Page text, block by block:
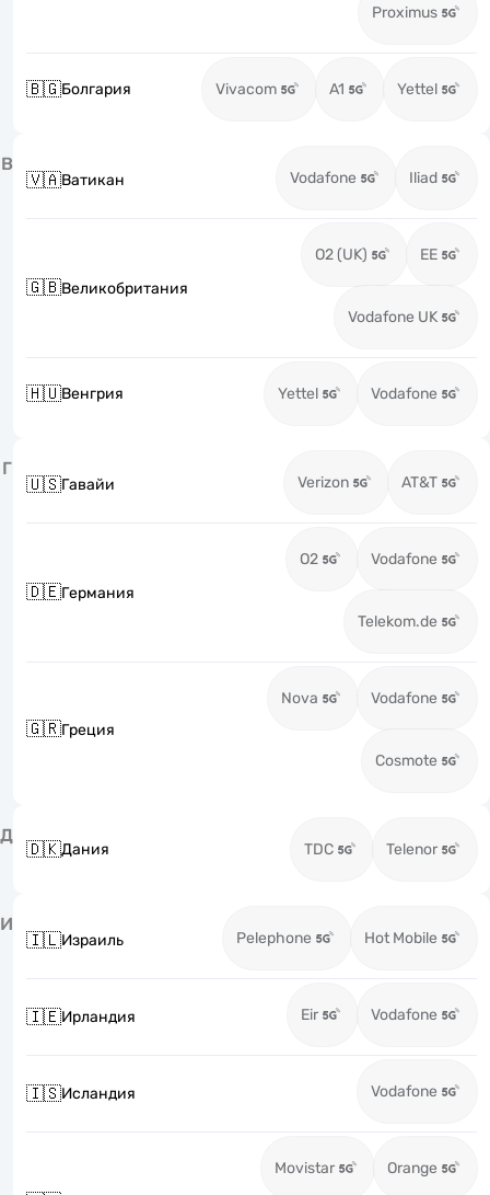
Proximus
🇧🇬Болгария Vivacom A1 Yettel
В
🇻🇦Ватикан Vodafone Iliad
🇬🇧Великобритания
O2 (UK) EE
Vodafone UK
🇭🇺Венгрия Yettel Vodafone
Г
🇺🇸Гавайи Verizon AT&T
🇩🇪Германия
O2 Vodafone
Telekom.de
🇬🇷Греция
Nova Vodafone
Cosmote
Д
🇩🇰Дания TDC Telenor
И
🇮🇱Израиль Pelephone Hot Mobile
🇮🇪Ирландия Eir Vodafone
🇮🇸Исландия Vodafone
Movistar Orange